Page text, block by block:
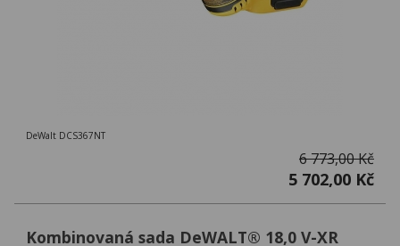
DeWalt DCS367NT
6 773,00 Kč
5 702,00 Kč
Kombinovaná sada DeWALT® 18,0 V-XR